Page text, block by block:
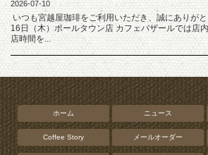
2026-07-10
いつも宮越屋珈琲をご利用いただき、誠にありが
16日（木）ポールタウン店 カフェバザールでは店
店時間を...
ホーム ニュース
Coffee Story メールオーダー